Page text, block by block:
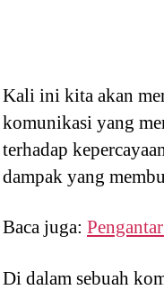
Kali ini kita akan
komunikasi yang
terhadap
dampak yang
Baca juga:
Di dalam sebuah